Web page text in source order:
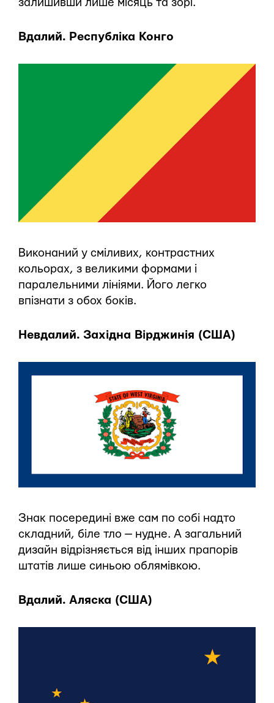
залишивши лише місяць та зорі.
Вдалий. Республіка Конго
Виконаний у сміливих, контрастних
кольорах, з великими формами і
паралельними лініями. Його легко
впізнати з обох боків.
Невдалий. Західна Вірджинія (США)
Знак посередині вже сам по собі надто
складний, біле тло — нудне. А загальний
дизайн відрізняється від інших прапорів
штатів лише синьою облямівкою.
Вдалий. Аляска (США)